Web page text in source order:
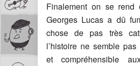
Finalement on se rend
Georges Lucas a dû
chose de pas très
l’histoire ne semble
et compréhensible